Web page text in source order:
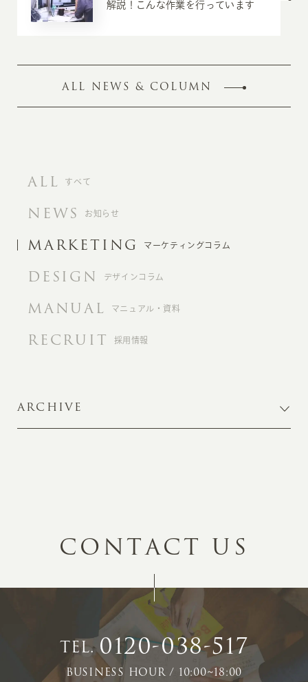
解説！こんな作業を行っています
ALL NEWS & COLUMN
ALL すべて
NEWS お知らせ
MARKETING マーケティングコラム
DESIGN デザインコラム
MANUAL マニュアル・資料
RECRUIT 採用情報
ARCHIVE
CONTACT US
TEL.0120-038-517
BUSINESS HOUR / 10:00~18:00